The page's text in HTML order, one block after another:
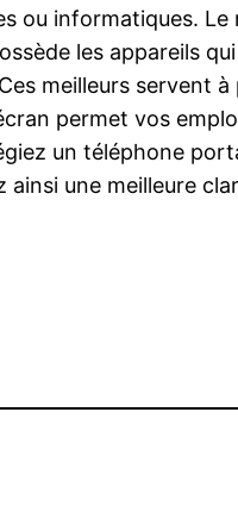
ou informatiques. Le
les appareils qui
meilleurs servent à
permet vos
un téléphone
ainsi une meilleure